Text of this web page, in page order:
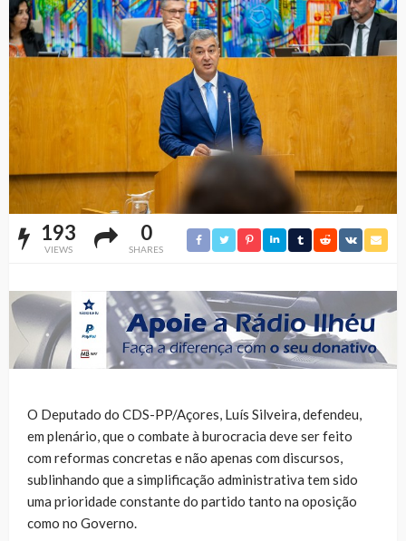
193
VIEWS
0
SHARES
O Deputado do CDS-PP/Açores, Luís Silveira, defendeu,
em plenário, que o combate à burocracia deve ser feito
com reformas concretas e não apenas com discursos,
sublinhando que a simplificação administrativa tem sido
uma prioridade constante do partido tanto na oposição
como no Governo.